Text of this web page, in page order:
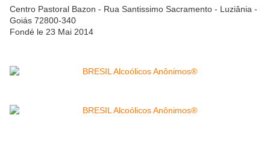
Centro Pastoral Bazon - Rua Santissimo Sacramento - Luziânia -
Goiás 72800-340
Fondé le 23 Mai 2014